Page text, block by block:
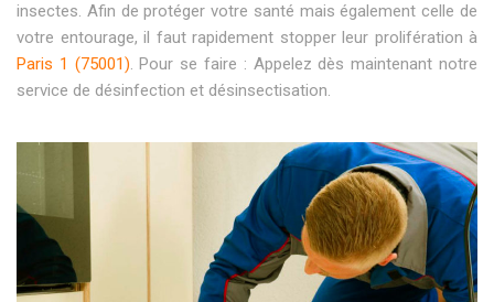
insectes. Afin de protéger votre santé mais également celle de
votre entourage, il faut rapidement stopper leur prolifération à
Paris 1 (75001). Pour se faire : Appelez dès maintenant notre
service de désinfection et désinsectisation.